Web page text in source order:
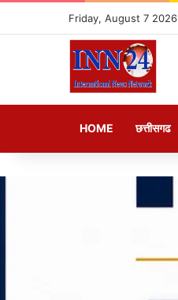
Friday, August 7 2026
HOME छत्तीसगढ